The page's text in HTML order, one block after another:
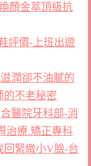
顏金萃頂級抗
評價-上班出遊
潤卻不油膩的
的不老秘密
醫院牙科部-消
治療.矯正專科
回緊緻小V臉-台